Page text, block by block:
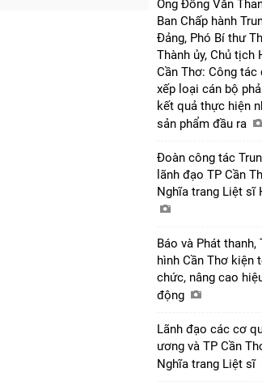
Ông Đồng Văn
Ban Chấp hành
Đảng, Phó Bí thư
Thành ủy, Chủ tịch
Cần Thơ: Công tác
xếp loại cán bộ
kết quả thực hiện
sản phẩm đầu ra
Đoàn công tác
lãnh đạo TP Cần
Nghĩa trang Liệt sĩ
Báo và Phát thanh,
hình Cần Thơ kiện
chức, nâng cao
động
Lãnh đạo các cơ
ương và TP Cần
Nghĩa trang Liệt sĩ